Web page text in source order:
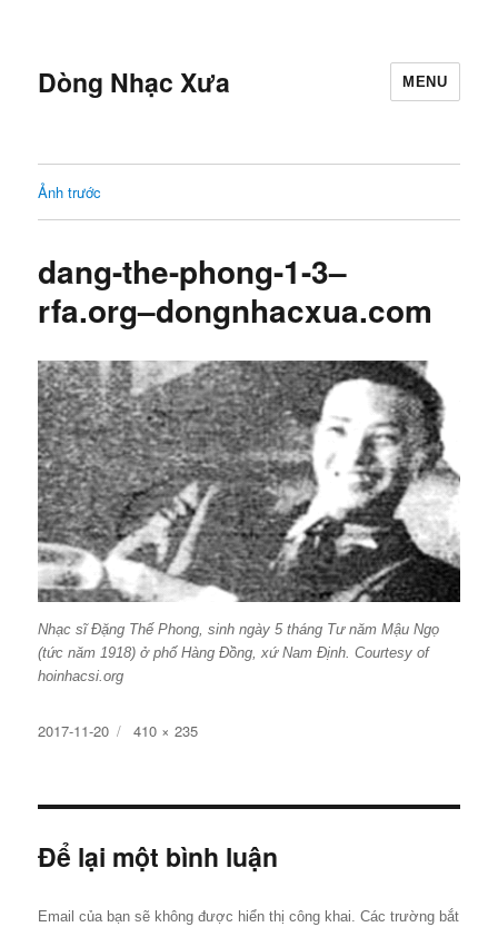
Dòng Nhạc Xưa MENU
Ảnh trước
dang-the-phong-1-3–
rfa.org–dongnhacxua.com
Nhạc sĩ Đặng Thế Phong, sinh ngày 5 tháng Tư năm Mậu Ngọ
(tức năm 1918) ở phố Hàng Đồng, xứ Nam Định. Courtesy of
hoinhacsi.org
Đăng
2017-11-20
Kích
đủ
410 × 235
Để lại một bình luận
Email của bạn sẽ không được hiển thị công khai. Các trường bắt